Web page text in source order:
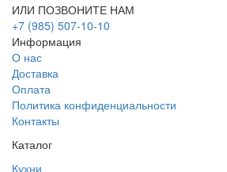
ИЛИ ПОЗВОНИТЕ НАМ
+7 (985) 507-10-10
Информация
О нас
Доставка
Оплата
Политика конфиденциальности
Контакты
Каталог
Кухни